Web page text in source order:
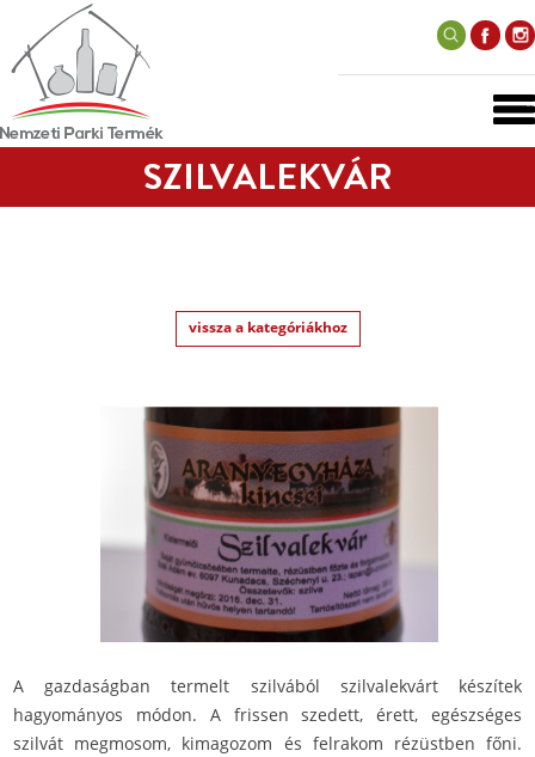
SZILVALEKVÁR
vissza a kategóriákhoz
A gazdaságban termelt szilvából szilvalekvárt készítek
hagyományos módon. A frissen szedett, érett, egészséges
szilvát megmosom, kimagozom és felrakom rézüstben főni.